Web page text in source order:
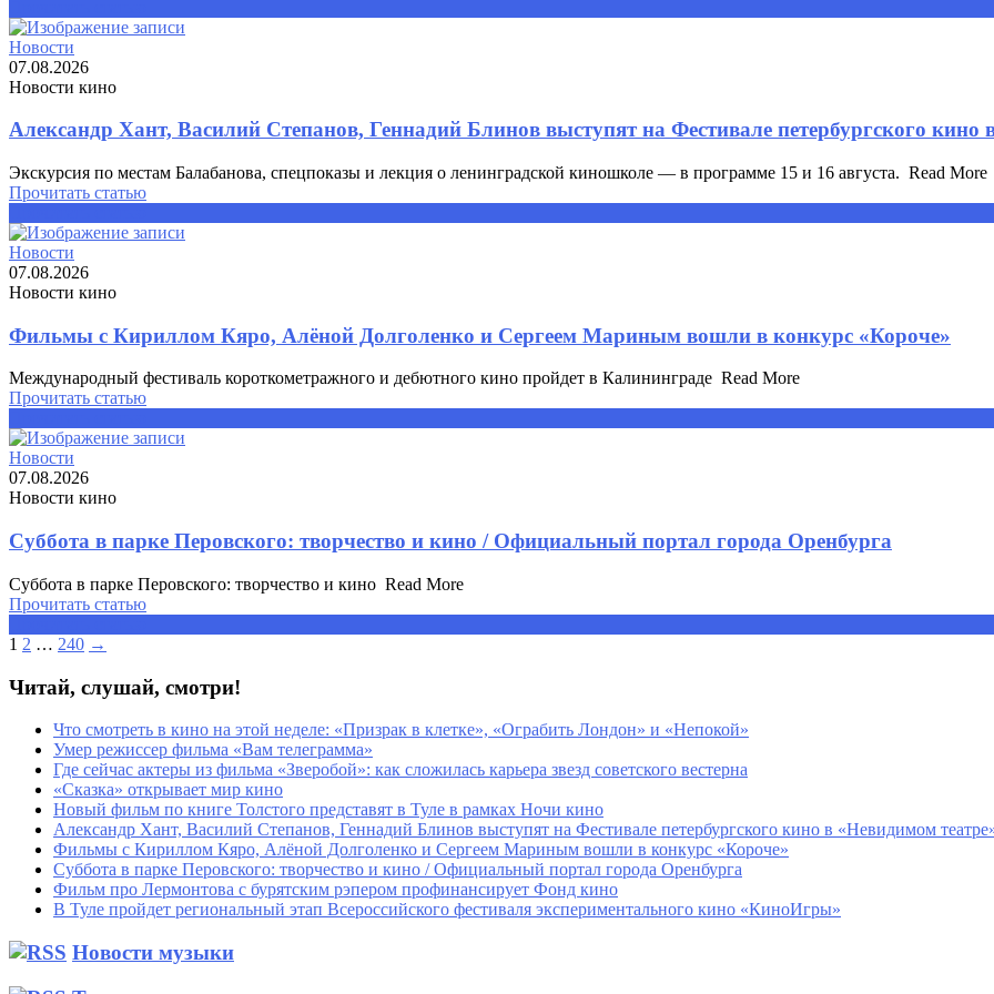
Новости
07.08.2026
Новости кино
Александр Хант, Василий Степанов, Геннадий Блинов выступят на Фестивале петербургского кино
Экскурсия по местам Балабанова, спецпоказы и лекция о ленинградской киношколе — в программе 15 и 16 августа. ​ Read More
Прочитать статью
Новости
07.08.2026
Новости кино
Фильмы с Кириллом Кяро, Алёной Долголенко и Сергеем Мариным вошли в конкурс «Короче»
Международный фестиваль короткометражного и дебютного кино пройдет в Калининграде ​ Read More
Прочитать статью
Новости
07.08.2026
Новости кино
Суббота в парке Перовского: творчество и кино / Официальный портал города Оренбурга
Суббота в парке Перовского: творчество и кино ​ Read More
Прочитать статью
1 2 … 240 →
Читай, слушай, смотри!
Что смотреть в кино на этой неделе: «Призрак в клетке», «Ограбить Лондон» и «Непокой»
Умер режиссер фильма «Вам телеграмма»
Где сейчас актеры из фильма «Зверобой»: как сложилась карьера звезд советского вестерна
«Сказка» открывает мир кино
Новый фильм по книге Толстого представят в Туле в рамках Ночи кино
Александр Хант, Василий Степанов, Геннадий Блинов выступят на Фестивале петербургского кино в «Невидимом
Фильмы с Кириллом Кяро, Алёной Долголенко и Сергеем Мариным вошли в конкурс «Короче»
Суббота в парке Перовского: творчество и кино / Официальный портал города Оренбурга
Фильм про Лермонтова с бурятским рэпером профинансирует Фонд кино
В Туле пройдет региональный этап Всероссийского фестиваля экспериментального кино «КиноИгры»
Новости музыки